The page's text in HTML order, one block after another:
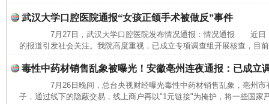
武汉大学口腔医院通报“女孩正颌手术被做反”事件
7月27日，武汉大学口腔医院发布情况通报：情况通报 近日
的报道引发社会关注。我院高度重视，已成立专项调查组开展核查，目
毒性中药材销售乱象被曝光！安徽亳州连夜通报：已成立
7月26日晚间，总台央视财经曝光毒性中药材销售乱象，亳州市
子，通过线下的隐蔽交易，线上商户再以"1元链接"为掩护，将一些国家
完善运行机制助力责任有效落实 一纸欠